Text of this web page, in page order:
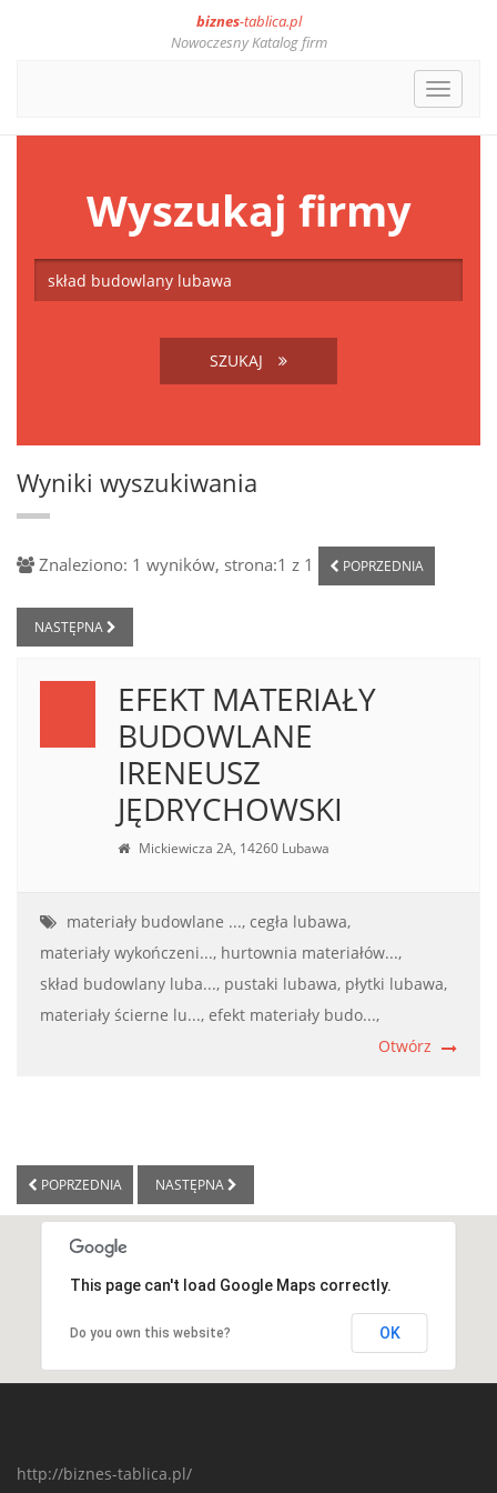
biznes-tablica.pl
Nowoczesny Katalog firm
Toggle
Wyszukaj firmy
SZUKAJ
Wyniki wyszukiwania
Znaleziono: 1 wyników, strona:1 z 1 POPRZEDNIA
NASTĘPNA
EFEKT MATERIAŁY
BUDOWLANE
IRENEUSZ
JĘDRYCHOWSKI
Mickiewicza 2A, 14260 Lubawa
materiały budowlane ..., cegła lubawa,
materiały wykończeni..., hurtownia materiałów...,
skład budowlany luba..., pustaki lubawa, płytki lubawa,
materiały ścierne lu..., efekt materiały budo...,
Otwórz
POPRZEDNIA NASTĘPNA
This page can't load Google Maps correctly.
Do you own this website? OK
http://biznes-tablica.pl/